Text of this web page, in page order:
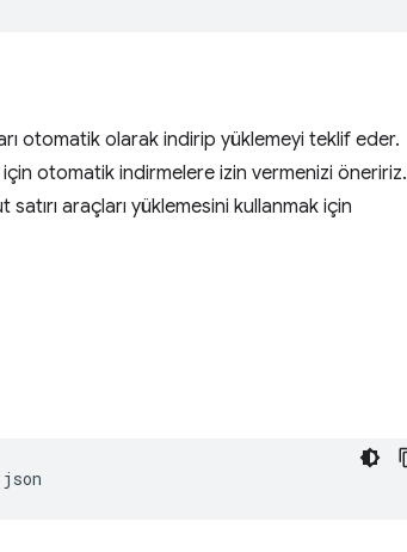
otomatik olarak indirip yüklemeyi teklif eder.
için otomatik indirmelere izin vermenizi öneririz.
araçları yüklemesini kullanmak için